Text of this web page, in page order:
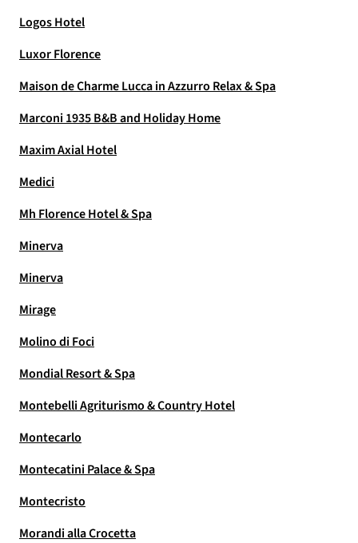
Logos Hotel
Luxor Florence
Maison de Charme Lucca in Azzurro Relax & Spa
Marconi 1935 B&B and Holiday Home
Maxim Axial Hotel
Medici
Mh Florence Hotel & Spa
Minerva
Minerva
Mirage
Molino di Foci
Mondial Resort & Spa
Montebelli Agriturismo & Country Hotel
Montecarlo
Montecatini Palace & Spa
Montecristo
Morandi alla Crocetta